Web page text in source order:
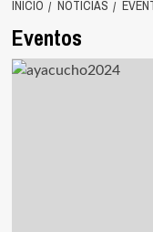
INICIO NOTICIAS
Eventos